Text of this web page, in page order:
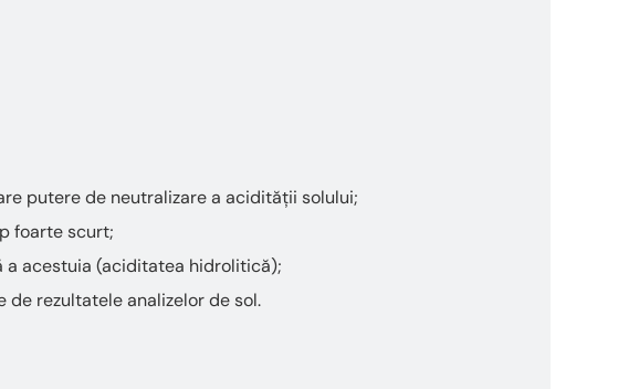
putere de neutralizare a acidității solului;
foarte scurt;
a acestuia (aciditatea hidrolitică);
rezultatele analizelor de sol.